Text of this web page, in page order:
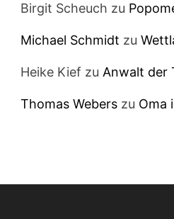
Birgit Scheuch zu
Michael Schmidt zu
Heike Kief zu Anwalt der
Thomas Webers zu Oma